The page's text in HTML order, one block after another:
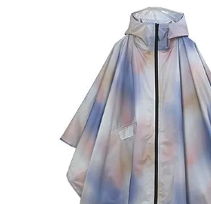
SALE品はこちら
INFORMATIOM
ご利用ガイド